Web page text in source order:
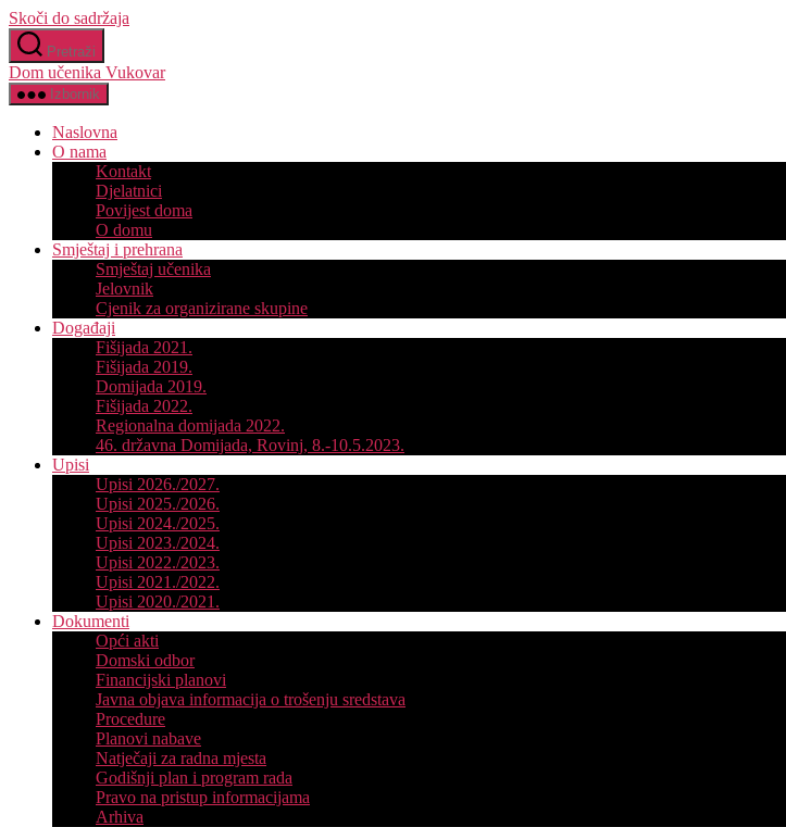
Skoči do sadržaja
Pretraži
Dom učenika Vukovar
Izbornik
Naslovna
O nama
Kontakt
Djelatnici
Povijest doma
O domu
Smještaj i prehrana
Smještaj učenika
Jelovnik
Cjenik za organizirane skupine
Događaji
Fišijada 2021.
Fišijada 2019.
Domijada 2019.
Fišijada 2022.
Regionalna domijada 2022.
46. državna Domijada, Rovinj, 8.-10.5.2023.
Upisi
Upisi 2026./2027.
Upisi 2025./2026.
Upisi 2024./2025.
Upisi 2023./2024.
Upisi 2022./2023.
Upisi 2021./2022.
Upisi 2020./2021.
Dokumenti
Opći akti
Domski odbor
Financijski planovi
Javna objava informacija o trošenju sredstava
Procedure
Planovi nabave
Natječaji za radna mjesta
Godišnji plan i program rada
Pravo na pristup informacijama
Arhiva